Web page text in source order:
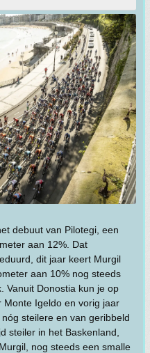
debuut van Pilotegi, een
aan 12%. Dat
dit jaar keert Murgil
aan 10% nog steeds
Vanuit Donostia kun je op
Igeldo en vorig jaar
steilere en van geribbeld
steiler in het Baskenland,
nog steeds een smalle